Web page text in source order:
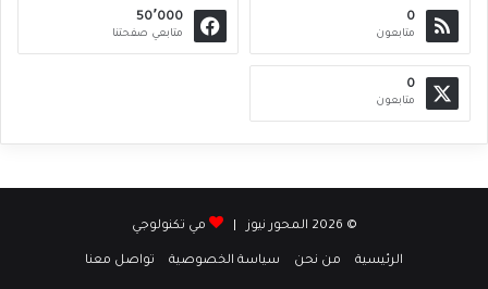
0
متابعون
50٬000
متابعي صفحتنا
0
متابعون
© 2026 المحور نيوز | مي تكنولوجي
الرئيسية من نحن سياسة الخصوصية تواصل معنا